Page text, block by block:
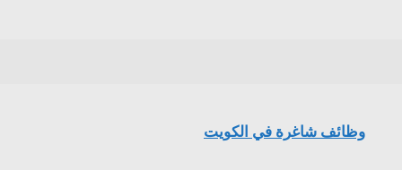
وظائف شاغرة في الكويت